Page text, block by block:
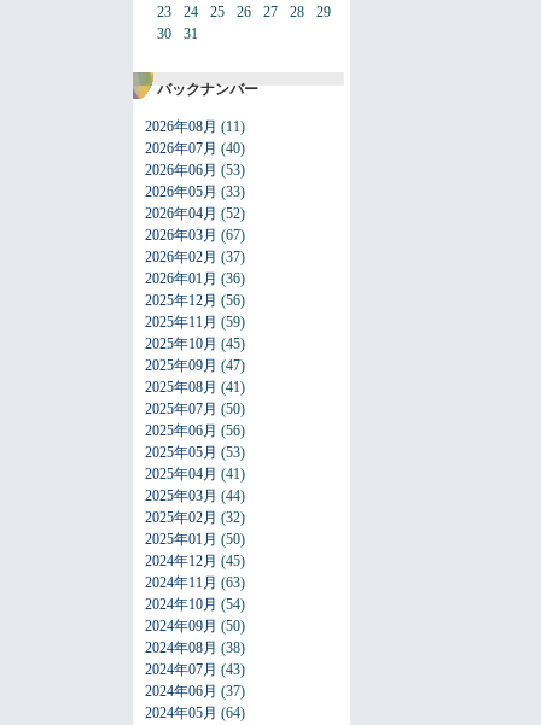
23
30
24
31
25
26
27
28
29
バックナンバー
2026年08月 (11)
2026年07月 (40)
2026年06月 (53)
2026年05月 (33)
2026年04月 (52)
2026年03月 (67)
2026年02月 (37)
2026年01月 (36)
2025年12月 (56)
2025年11月 (59)
2025年10月 (45)
2025年09月 (47)
2025年08月 (41)
2025年07月 (50)
2025年06月 (56)
2025年05月 (53)
2025年04月 (41)
2025年03月 (44)
2025年02月 (32)
2025年01月 (50)
2024年12月 (45)
2024年11月 (63)
2024年10月 (54)
2024年09月 (50)
2024年08月 (38)
2024年07月 (43)
2024年06月 (37)
2024年05月 (64)